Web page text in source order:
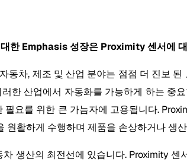
한 Emphasis 성장은 Proximity 센서에
차, 제조 및 산업 분야는 점점 더 진보
한 산업에서 자동화를 가능하게 하는 중
요를 위한 큰 가늠자에 고용됩니다.
활하게 수행하며 제품을 손상하거나 생
생산의 최전선에 있습니다. Proximity